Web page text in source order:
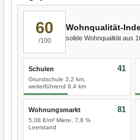
60
/100
Wohnqualität-
solide Wohnqualität aus
Schulen
Grundschule 3,2 km,
weiterführend 8,4 km
41
Wohnungsmarkt
5,08 €/m² Miete, 7,8 %
Leerstand
81